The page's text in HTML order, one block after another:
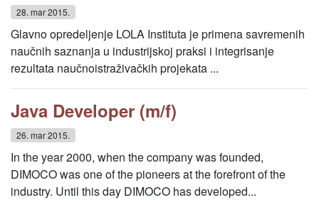
28. mar 2015.
Glavno opredeljenje LOLA Instituta je primena savremenih
naučnih saznanja u industrijskoj praksi i integrisanje
rezultata naučnoistraživačkih projekata ...
Java Developer (m/f)
26. mar 2015.
In the year 2000, when the company was founded,
DIMOCO was one of the pioneers at the forefront of the
industry. Until this day DIMOCO has developed...